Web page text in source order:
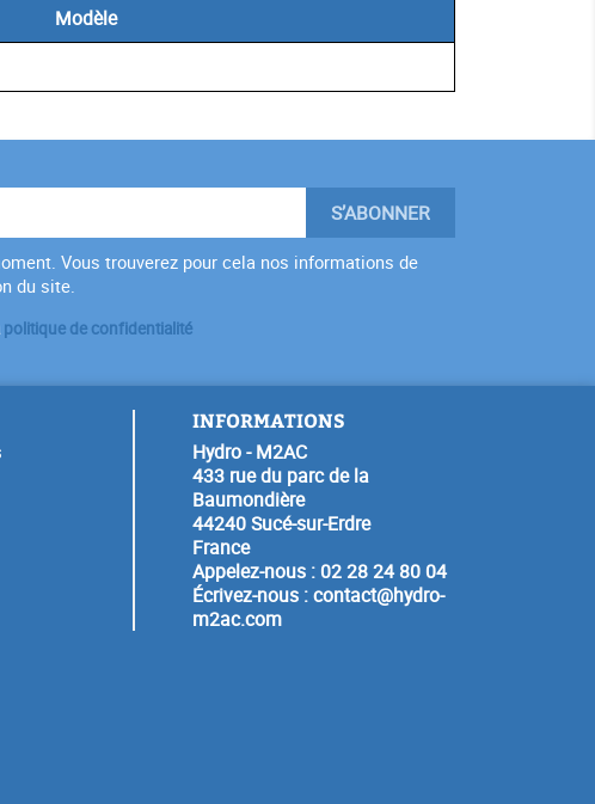
Modèle
Vous trouverez pour cela nos informations de
du site.
politique de confidentialité
INFORMATIONS
Hydro - M2AC
433 rue du parc de la
Baumondière
44240 Sucé-sur-Erdre
France
Appelez-nous : 02 28 24 80 04
Écrivez-nous :contact@hydro-
m2ac.com